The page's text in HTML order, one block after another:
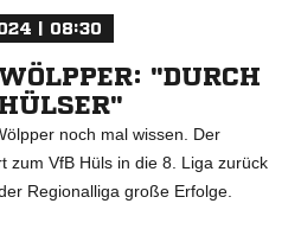
| 08:30
"DURCH
noch mal wissen. Der
zum VfB Hüls in die 8. Liga zurück
Regionalliga große Erfolge.